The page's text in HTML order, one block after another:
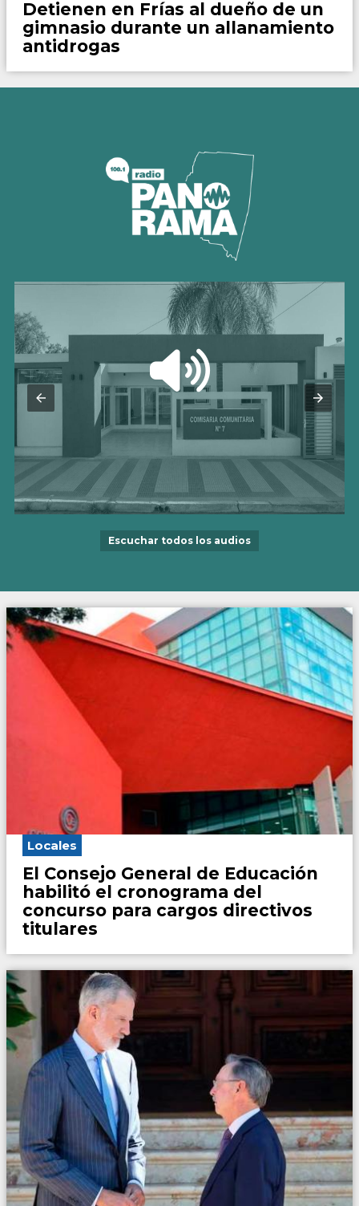
Detienen en Frías al dueño de un
gimnasio durante un allanamiento
antidrogas
“ME ENTREGARON SUS COSAS CON SANGRE”:
Escuchar todos los audios
Locales
El Consejo General de Educación
habilitó el cronograma del
concurso para cargos directivos
titulares